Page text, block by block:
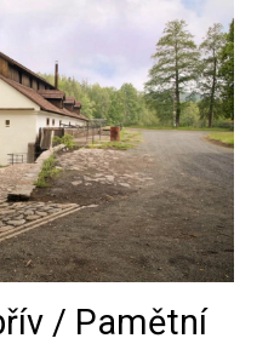
/ Pamětní